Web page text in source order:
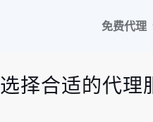
免费代理
择合适的代